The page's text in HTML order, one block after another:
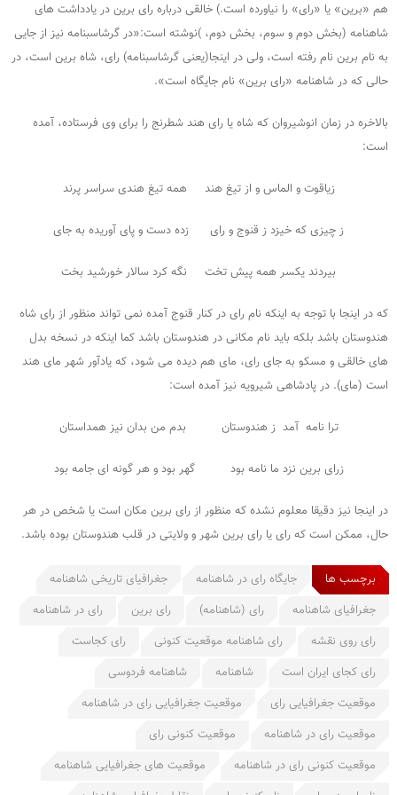
هم «برین» یا «رای» را نیاورده است.) خالقی درباره رای برین در یادداشت های
شاهنامه (بخش دوم و سوم، بخش دوم، )نوشته است:«در گرشاسبنامه نیز از جایی
به نام برین نام رفته است، ولی در اینجا(یعنی گرشاسبنامه) رای، شاه برین است، در
حالی که در شاهنامه «رای برین» نام جایگاه است».
بالاخره در زمان انوشیروان که شاه یا رای هند شطرنج را برای وی فرستاده، آمده
است:
زیاقوت و الماس و از تیغ هند همه تیغ هندی سراسر پرند
ز چیزی که خیزد ز قنوج و رای زده دست و پای آوریده به جای
بیردند یکسر همه پیش تخت نگه کرد سالار خورشید بخت
که در اینجا با توجه به اینکه نام رای در کنار قنوج آمده نمی تواند منظور از رای شاه
هندوستان باشد بلکه باید نام مکانی در هندوستان باشد کما اینکه در نسخه بدل
های خالقی و مسکو به جای رای، مای هم دیده می شود، که یادآور شهر مای هند
است (مای). در پادشاهی شیرویه نیز آمده است:
ترا نامه آمد ز هندوستان بدم من بدان نیز همداستان
زرای برین نزد ما نامه بود گهر بود و هر گونه ای جامه بود
در اینجا نیز دقیقا معلوم نشده که منظور از رای برین مکان است یا شخص در هر
حال، ممکن است که رای یا رای برین شهر و ولایتی در قلب هندوستان بوده باشد.
برچسب ها جایگاه رای در شاهنامه
جغرافیای تاریخی شاهنامه
جغرافیای شاهنامه
رای (شاهنامه) رای برین
رای در شاهنامه
رای روی نقشه
رای شاهنامه موقعیت کنونی
رای کجاست
رای کجای ایران است
شاهنامه
شاهنامه فردوسی
موقعیت جغرافیایی رای
موقعیت جغرافیایی رای در شاهنامه
موقعیت رای در شاهنامه
موقعیت کنونی رای
موقعیت کنونی رای در شاهنامه
موقعیت های جغرافیایی شاهنامه